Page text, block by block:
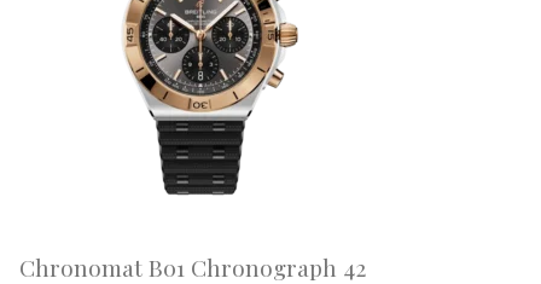
Chronomat B01 Chronograph 42